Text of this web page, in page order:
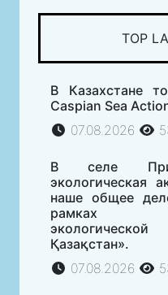
TOP
В Казахстане
Caspian Sea
07.08.2026
В селе
экологическая
наше общее
рамках
Қазақстан».
07.08.2026